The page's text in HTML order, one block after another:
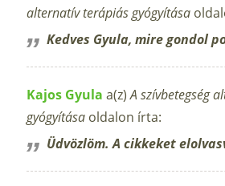
alternatív terápiás gyógyítása
Kedves Gyula, mire gondol
Kajos Gyula a(z)A szívbetegség
gyógyítása oldalon írta:
Üdvözlöm. A cikkeket